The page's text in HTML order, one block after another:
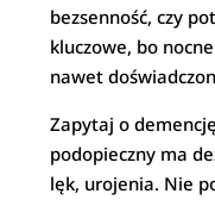
bezsenność, czy
kluczowe, bo
nawet
Zapytaj o
podopieczny ma
lęk, urojenia. Nie